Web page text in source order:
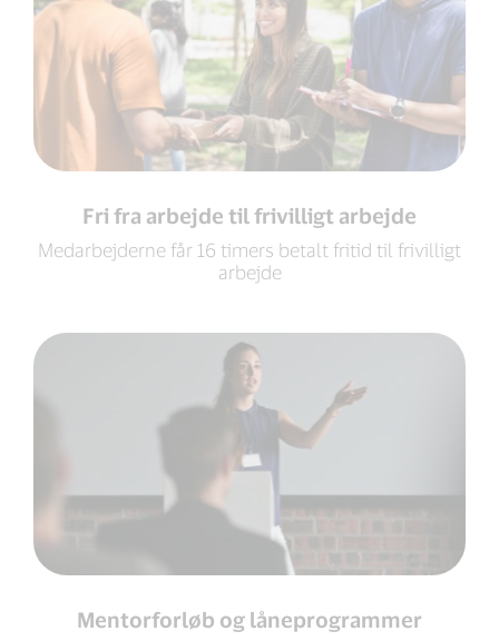
Fri fra arbejde til frivilligt arbejde
Medarbejderne får 16 timers betalt fritid til frivilligt
arbejde
Mentorforløb og låneprogrammer